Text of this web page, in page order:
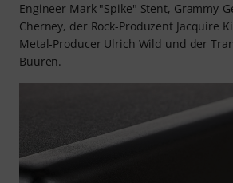
Engineer Mark "Spike" Stent, Grammy-
Cherney, der Rock-Produzent Jacquire
Metal-Producer Ulrich Wild und der
Buuren.